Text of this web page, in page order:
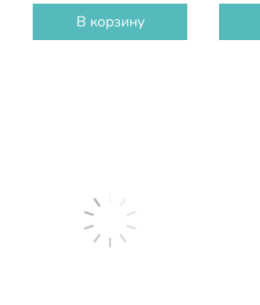
В корзину